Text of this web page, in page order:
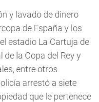
y lavado de dinero
de España y los
estadio La Cartuja de
de la Copa del Rey y
entre otros
arrestó a siete
que le pertenece